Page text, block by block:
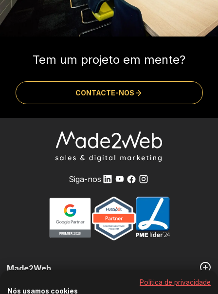
Siga-nos
Made2Web
Tem um projeto em mente?
CONTACTE-NOS
Política de privacidade
Nós usamos cookies